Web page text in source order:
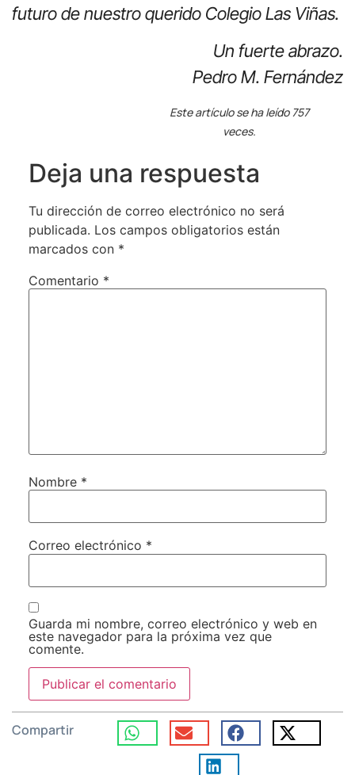
futuro de nuestro querido Colegio Las Viñas.
Un fuerte abrazo.
Pedro M. Fernández
Este artículo se ha leído 757
veces.
Deja una respuesta
Tu dirección de correo electrónico no será
publicada. Los campos obligatorios están
marcados con *
Comentario *
Nombre *
Correo electrónico *
Guarda mi nombre, correo electrónico y web en
este navegador para la próxima vez que
comente.
Compartir